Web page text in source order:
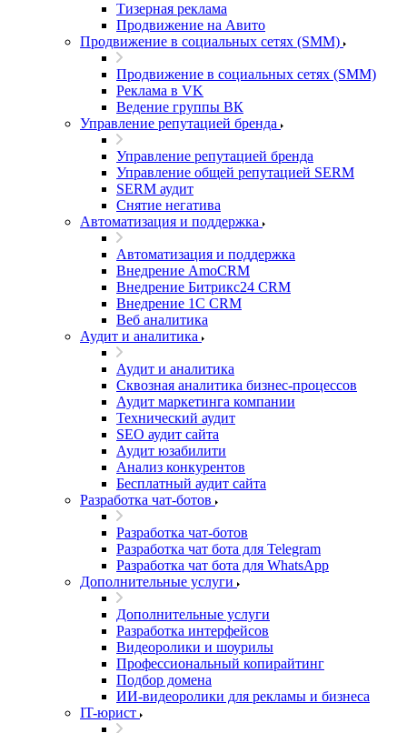
Тизерная реклама
Продвижение на Авито
Продвижение в социальных сетях (SMM)
Продвижение в социальных сетях (SMM)
Реклама в VK
Ведение группы ВК
Управление репутацией бренда
Управление репутацией бренда
Управление общей репутацией SERM
SERM аудит
Снятие негатива
Автоматизация и поддержка
Автоматизация и поддержка
Внедрение AmoCRM
Внедрение Битрикс24 CRM
Внедрение 1C CRM
Веб аналитика
Аудит и аналитика
Аудит и аналитика
Сквозная аналитика бизнес-процессов
Аудит маркетинга компании
Технический аудит
SEO аудит сайта
Аудит юзабилити
Анализ конкурентов
Бесплатный аудит сайта
Разработка чат-ботов
Разработка чат-ботов
Разработка чат бота для Telegram
Разработка чат бота для WhatsApp
Дополнительные услуги
Дополнительные услуги
Разработка интерфейсов
Видеоролики и шоурилы
Профессиональный копирайтинг
Подбор домена
ИИ-видеоролики для рекламы и бизнеса
IT-юрист